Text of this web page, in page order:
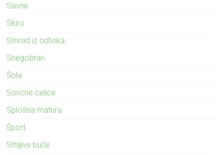
Savne
Skiro
Smrad iz odtoka
Snegobran
Šola
Sončne celice
Splošna matura
Šport
Srhljive buče